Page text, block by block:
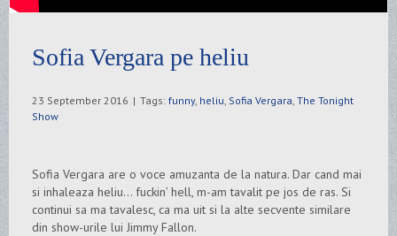
Sofia Vergara pe heliu
23 September 2016 | Tags: funny, heliu Sofia Vergara The Tonight
Show
Sofia Vergara are o voce amuzanta de la natura. Dar cand mai
si inhaleaza heliu… fuckin’ hell, m-am tavalit pe jos de ras. Si
continui sa ma tavalesc, ca ma uit si la alte secvente similare
din show-urile lui Jimmy Fallon.